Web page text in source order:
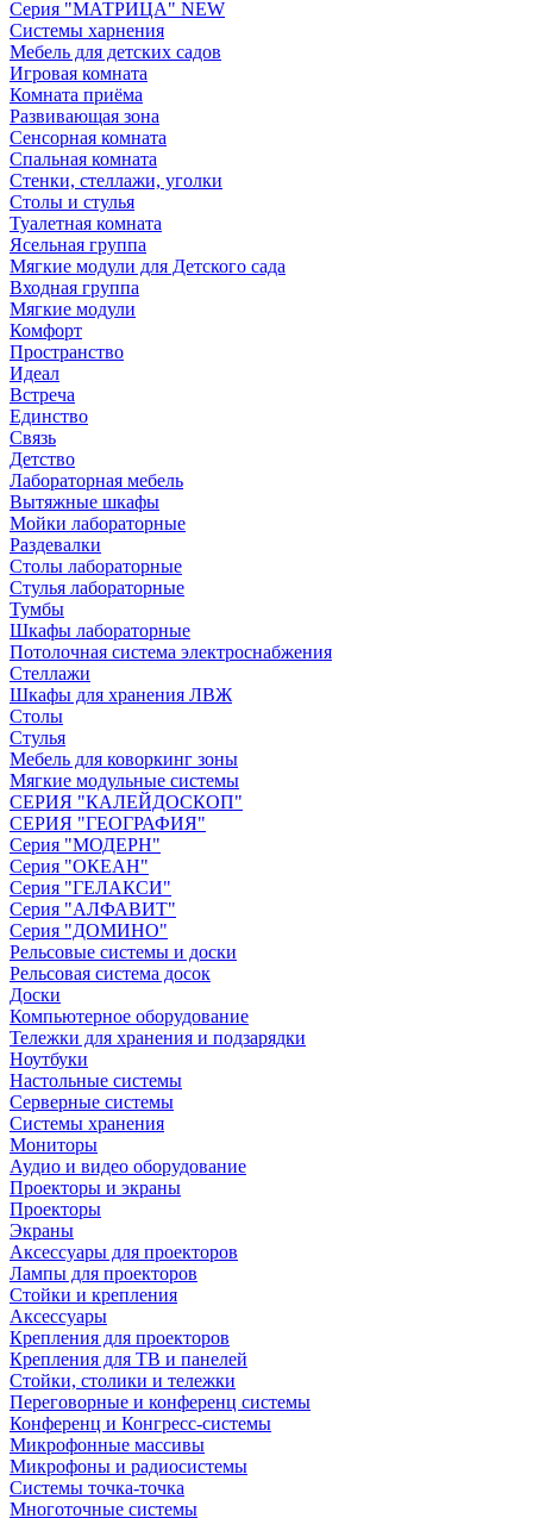
Серия "МАТРИЦА" NEW
Системы харнения
Мебель для детских садов
Игровая комната
Комната приёма
Развивающая зона
Сенсорная комната
Спальная комната
Стенки, стеллажи, уголки
Столы и стулья
Туалетная комната
Ясельная группа
Мягкие модули для Детского сада
Входная группа
Мягкие модули
Комфорт
Пространство
Идеал
Встреча
Единство
Связь
Детство
Лабораторная мебель
Вытяжные шкафы
Мойки лабораторные
Раздевалки
Столы лабораторные
Стулья лабораторные
Тумбы
Шкафы лабораторные
Потолочная система электроснабжения
Стеллажи
Шкафы для хранения ЛВЖ
Столы
Стулья
Мебель для коворкинг зоны
Мягкие модульные системы
СЕРИЯ "КАЛЕЙДОСКОП"
СЕРИЯ "ГЕОГРАФИЯ"
Серия "МОДЕРН"
Серия "ОКЕАН"
Серия "ГЕЛАКСИ"
Серия "АЛФАВИТ"
Серия "ДОМИНО"
Рельсовые системы и доски
Рельсовая система досок
Доски
Компьютерное оборудование
Тележки для хранения и подзарядки
Ноутбуки
Настольные системы
Серверные системы
Системы хранения
Мониторы
Аудио и видео оборудование
Проекторы и экраны
Проекторы
Экраны
Аксессуары для проекторов
Лампы для проекторов
Стойки и крепления
Аксессуары
Крепления для проекторов
Крепления для ТВ и панелей
Стойки, столики и тележки
Переговорные и конференц системы
Конференц и Конгресс-системы
Микрофонные массивы
Микрофоны и радиосистемы
Системы точка-точка
Многоточные системы